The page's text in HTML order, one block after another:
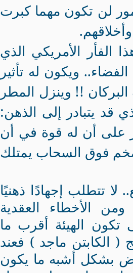
لن تكون مهما كبرت
الأمريكي الذي
ويكون له تأثير
!! وينزل المطر
قد يتبادر إلى الذهن:
على أن له قوة في أن
فوق السحاب يمتلك
لا تتطلب إجهادًا ذهنيًا
الأخطاء العقدية
تكون الهيئة أقرب ما
( الكابتن ماجد ) فعند
بشكل أشبه ما يكون